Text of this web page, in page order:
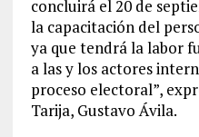
concluirá el 20 de
la capacitación del
ya que tendrá la labor
a las y los actores
proceso electoral”,
Tarija, Gustavo Ávila.